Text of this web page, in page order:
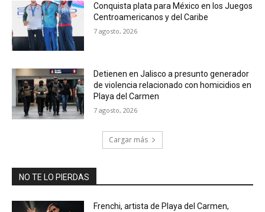
Conquista plata para México en los Juegos
Centroamericanos y del Caribe
7 agosto, 2026
Detienen en Jalisco a presunto generador
de violencia relacionado con homicidios en
Playa del Carmen
7 agosto, 2026
Cargar más
NO TE LO PIERDAS
Frenchi, artista de Playa del Carmen,